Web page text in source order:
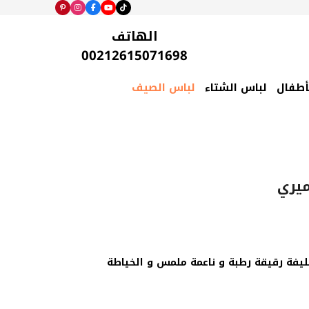
الهاتف
00212615071698
لباس الشتاء لباس الصيف
رقيقة رطبة و ناعمة ملمس و الخياطة